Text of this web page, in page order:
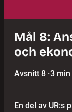
Mål 8:
och
Avsnitt 8 ·3 min
En del av UR:s